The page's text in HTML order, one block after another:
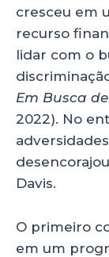
cresceu em
recurso
lidar com o
Em Busca
2022). No
Davis.
O primeiro
em um